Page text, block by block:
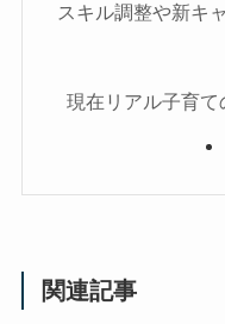
スキル調整や新キ
現在リアル子育
関連記事